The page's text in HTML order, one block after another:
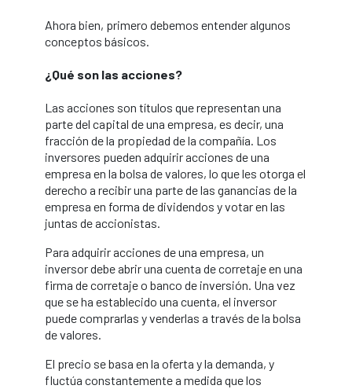
Ahora bien, primero debemos entender algunos
conceptos básicos.
¿Qué son las acciones?
Las acciones son títulos que representan una
parte del capital de una empresa, es decir, una
fracción de la propiedad de la compañía. Los
inversores pueden adquirir acciones de una
empresa en la bolsa de valores, lo que les otorga el
derecho a recibir una parte de las ganancias de la
empresa en forma de dividendos y votar en las
juntas de accionistas.
Para adquirir acciones de una empresa, un
inversor debe abrir una cuenta de corretaje en una
firma de corretaje o banco de inversión. Una vez
que se ha establecido una cuenta, el inversor
puede comprarlas y venderlas a través de la bolsa
de valores.
El precio se basa en la oferta y la demanda, y
fluctúa constantemente a medida que los